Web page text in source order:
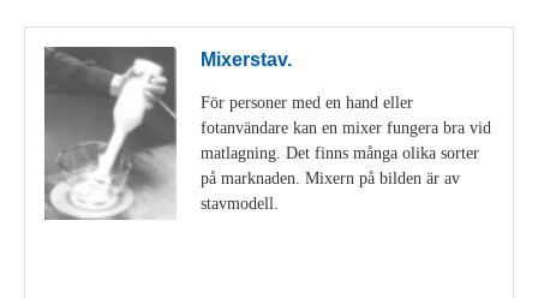
Mixerstav.
För personer med en hand eller
fotanvändare kan en mixer fungera bra vid
matlagning. Det finns många olika sorter
på marknaden. Mixern på bilden är av
stavmodell.